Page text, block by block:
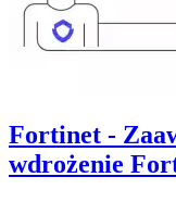
Fortinet -
wdrożenie